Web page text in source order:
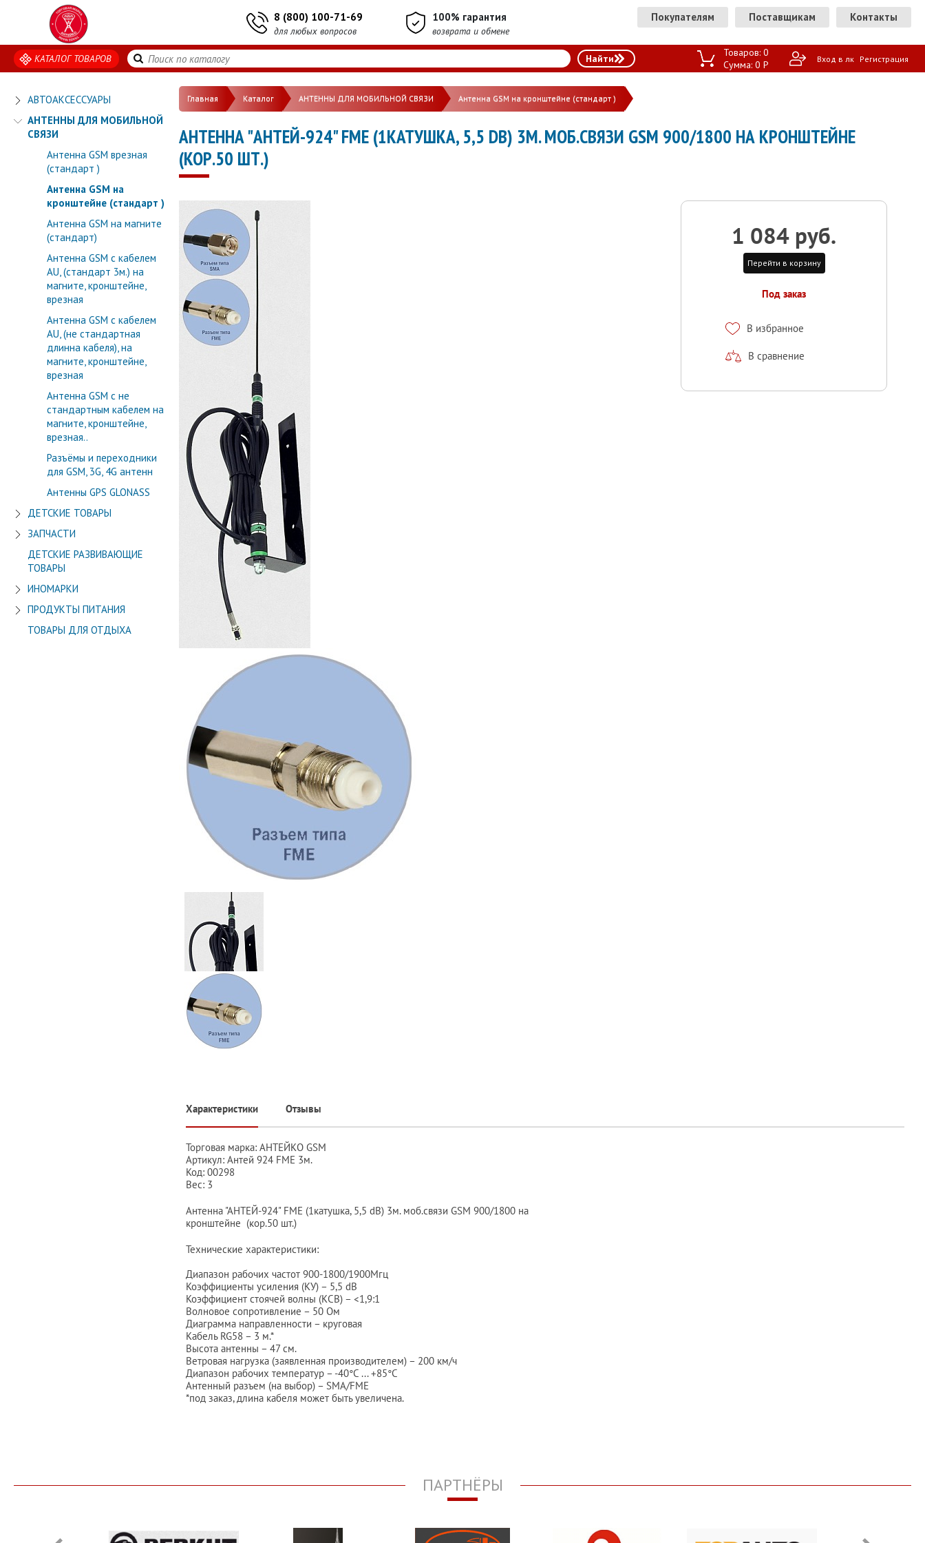
8 (800) 100-71-69
для любых вопросов
100% гарантия
возврата и обмене
Покупателям Поставщикам Контакты
КАТАЛОГ ТОВАРОВ Товаров: 0
Сумма: 0 P Вход в лк Регистрация
АВТОАКСЕССУАРЫ
АНТЕННЫ ДЛЯ МОБИЛЬНОЙ
СВЯЗИ
Антенна GSM врезная
(стандарт )
Антенна GSM на
кронштейне (стандарт )
Антенна GSM на магните
(стандарт)
Антенна GSM с кабелем
AU, (стандарт 3м.) на
магните, кронштейне,
врезная
Антенна GSM с кабелем
AU, (не стандартная
длинна кабеля), на
магните, кронштейне,
врезная
Антенна GSM с не
стандартным кабелем на
магните, кронштейне,
врезная..
Разъёмы и переходники
для GSM, 3G, 4G антенн
Антенны GPS GLONASS
ДЕТСКИЕ ТОВАРЫ
ЗАПЧАСТИ
ДЕТСКИЕ РАЗВИВАЮЩИЕ
ТОВАРЫ
ИНОМАРКИ
ПРОДУКТЫ ПИТАНИЯ
ТОВАРЫ ДЛЯ ОТДЫХА
Главная Каталог АНТЕННЫ ДЛЯ МОБИЛЬНОЙ СВЯЗИ Антенна GSM на кронштейне (стандарт )
АНТЕННА "АНТЕЙ-924" FME (1КАТУШКА, 5,5 DB) 3М. МОБ.СВЯЗИ GSM 900/1800 НА КРОНШТЕЙНЕ
(КОР.50 ШТ.)
1 084 руб.
Перейти в корзину
Под заказ
В избранное
В сравнение
Характеристики Отзывы
Торговая марка: АНТЕЙКО GSM
Артикул: Антей 924 FME 3м.
Код: 00298
Вес: 3
Антенна "АНТЕЙ-924" FME (1катушка, 5,5 dB) 3м. моб.связи GSM 900/1800 на
кронштейне (кор.50 шт.)
Технические характеристики:
Диапазон рабочих частот 900-1800/1900Мгц
Коэффициенты усиления (КУ) – 5,5 dB
Коэффициент стоячей волны (КСВ) – <1,9:1
Волновое сопротивление – 50 Ом
Диаграмма направленности – круговая
Кабель RG58 – 3 м.*
Высота антенны – 47 см.
Ветровая нагрузка (заявленная производителем) – 200 км/ч
Диапазон рабочих температур – -40°C ... +85°C
Антенный разъем (на выбор) – SMA/FME
*под заказ, длина кабеля может быть увеличена.
ПАРТНЁРЫ